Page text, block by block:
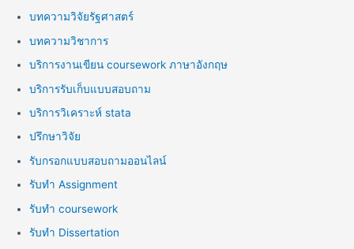
บทความวิจัยรัฐศาสตร์
บทความวิชาการ
บริการงานเขียน coursework ภาษาอังกฤษ
บริการรับเก็บแบบสอบถาม
บริการวิเคราะห์ stata
ปรึกษาวิจัย
รับกรอกแบบสอบถามออนไลน์
รับทำ Assignment
รับทำ coursework
รับทำ Dissertation